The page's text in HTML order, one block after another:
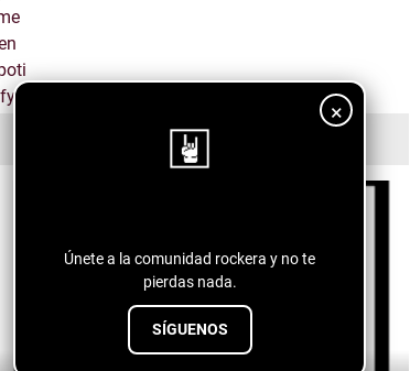
×
Únete a la comunidad rockera y no te
pierdas nada.
SÍGUENOS